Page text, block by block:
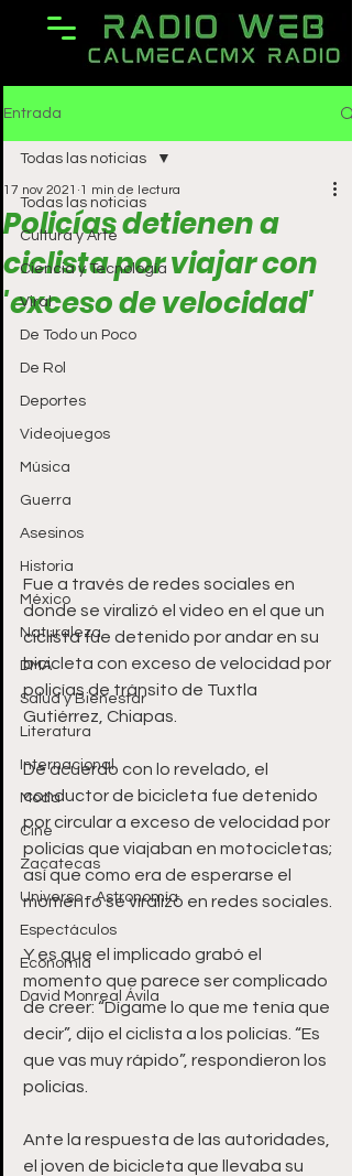
Entrada
Todas las noticias
Cultura y Arte
Ciencia y Tecnología
Viral
De Todo un Poco
De Rol
Deportes
Videojuegos
Música
Guerra
Asesinos
Historia
México
Naturaleza
DMA
Salud y Bienestar
Literatura
Internacional
Moda
Cine
Zacatecas
Universo - Astronomía
Espectáculos
Economía
David Monreal Ávila
Todas las noticias
Policías detienen a
ciclista por viajar con
'exceso de velocidad'
17 nov 2021 1 min de lectura
Fue a través de redes sociales en
donde se viralizó el video en el que un
ciclista fue detenido por andar en su
bicicleta con exceso de velocidad por
policías de tránsito de Tuxtla
Gutiérrez, Chiapas.
De acuerdo con lo revelado, el
conductor de bicicleta fue detenido
por circular a exceso de velocidad por
policías que viajaban en motocicletas;
así que como era de esperarse el
momento se viralizó en redes sociales.
Y es que el implicado grabó el
momento que parece ser complicado
de creer: “Dígame lo que me tenía que
decir”, dijo el ciclista a los policías. “Es
que vas muy rápido”, respondieron los
policías.
Ante la respuesta de las autoridades,
el joven de bicicleta que llevaba su